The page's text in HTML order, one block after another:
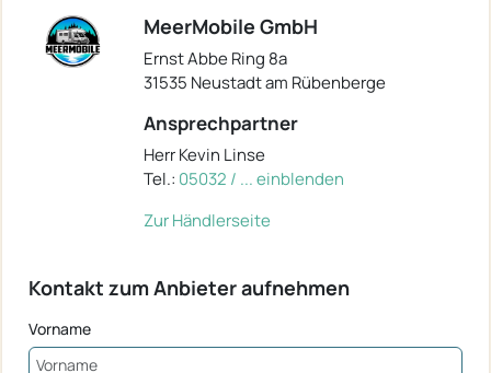
MeerMobile GmbH
Ernst Abbe Ring 8a
31535 Neustadt am Rübenberge
Ansprechpartner
Herr Kevin Linse
Tel.: 05032 / ... einblenden
Zur Händlerseite
Kontakt zum Anbieter aufnehmen
Vorname